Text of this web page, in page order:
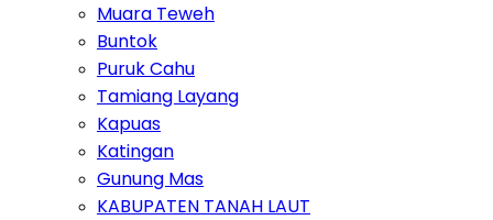
Muara Teweh
Buntok
Puruk Cahu
Tamiang Layang
Kapuas
Katingan
Gunung Mas
KABUPATEN TANAH LAUT